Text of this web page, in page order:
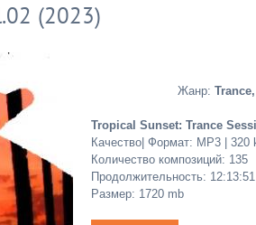
(2023)
Жанр:
Tropical Sunset: Trance
Качество| Формат: MP3 | 320
Количество композиций: 135
Продолжительность: 12:13:51
Размер: 1720 mb